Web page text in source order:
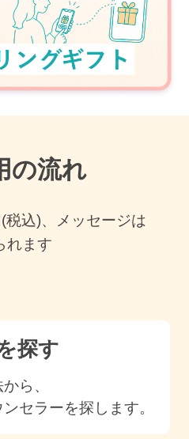
の流れ
(税込)、メッセージは
れます
探す
ら、
セラーを探します。